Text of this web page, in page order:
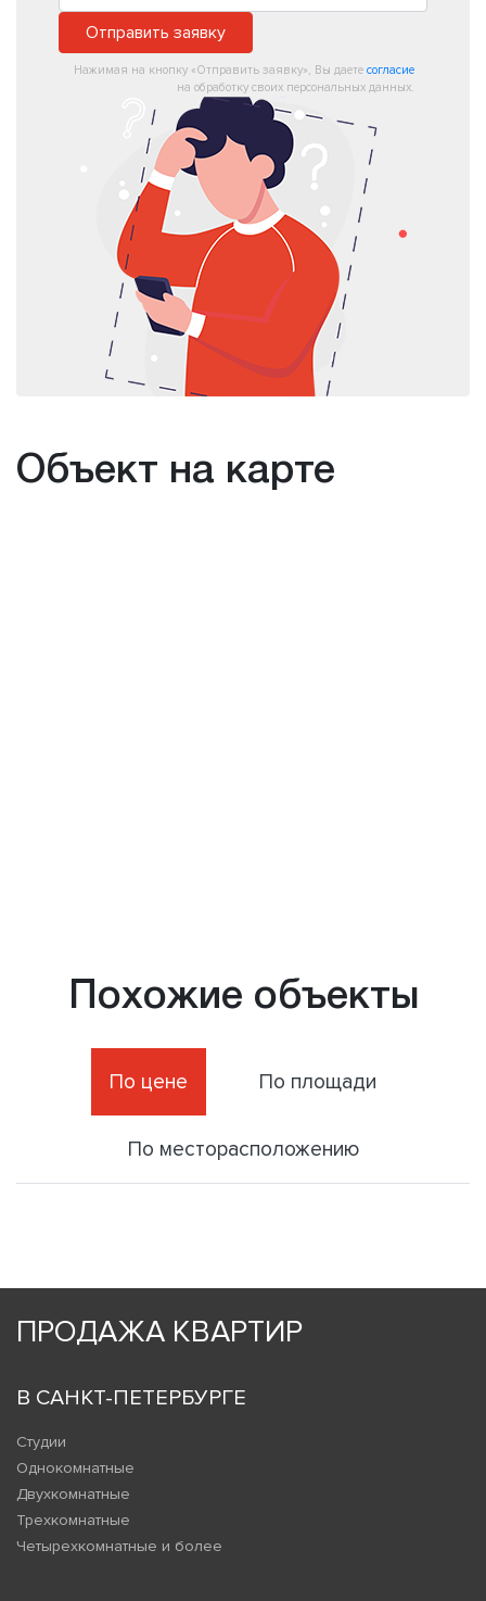
Отправить заявку
Нажимая на кнопку «Отправить заявку», Вы даете согласие
на обработку своих персональных данных.
Объект на карте
Похожие объекты
По цене По площади
По месторасположению
ПРОДАЖА КВАРТИР
В САНКТ-ПЕТЕРБУРГЕ
Студии
Однокомнатные
Двухкомнатные
Трехкомнатные
Четырехкомнатные и более